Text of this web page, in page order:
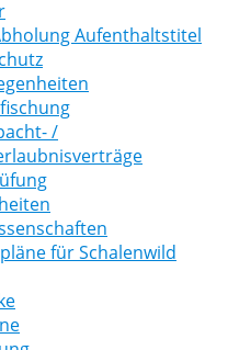
Aufenthaltstitel
/
für Schalenwild